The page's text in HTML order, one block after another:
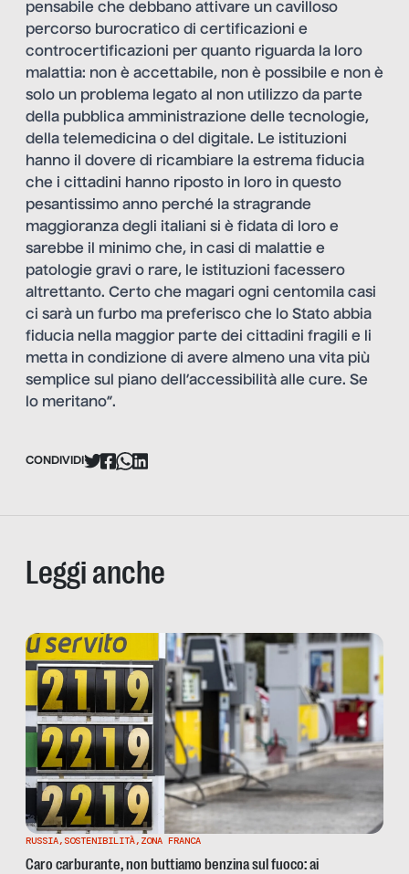
pensabile che debbano attivare un cavilloso
percorso burocratico di certificazioni e
controcertificazioni per quanto riguarda la loro
malattia: non è accettabile, non è possibile e non è
solo un problema legato al non utilizzo da parte
della pubblica amministrazione delle tecnologie,
della telemedicina o del digitale. Le istituzioni
hanno il dovere di ricambiare la estrema fiducia
che i cittadini hanno riposto in loro in questo
pesantissimo anno perché la stragrande
maggioranza degli italiani si è fidata di loro e
sarebbe il minimo che, in casi di malattie e
patologie gravi o rare, le istituzioni facessero
altrettanto. Certo che magari ogni centomila casi
ci sarà un furbo ma preferisco che lo Stato abbia
fiducia nella maggior parte dei cittadini fragili e li
metta in condizione di avere almeno una vita più
semplice sul piano dell’accessibilità alle cure. Se
lo meritano”.
CONDIVIDI
Leggi anche
RUSSIA, SOSTENIBILITÀ, ZONA FRANCA
Caro carburante, non buttiamo benzina sul fuoco: ai